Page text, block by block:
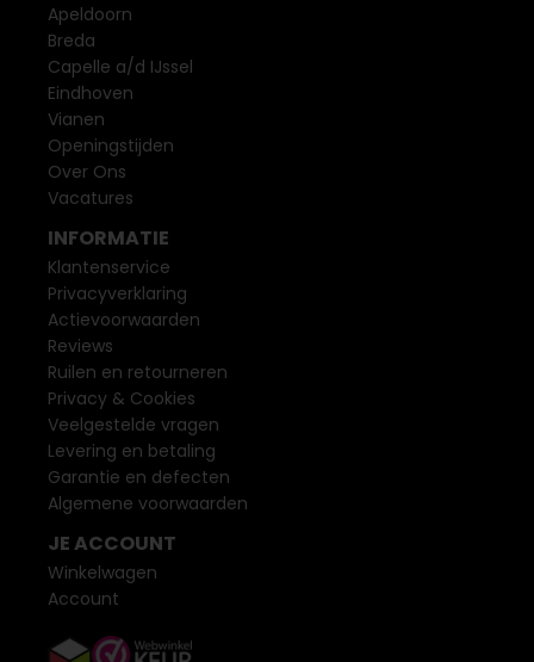
Apeldoorn
Breda
Capelle a/d IJssel
Eindhoven
Vianen
Openingstijden
Over Ons
Vacatures
INFORMATIE
Klantenservice
Privacyverklaring
Actievoorwaarden
Reviews
Ruilen en retourneren
Privacy & Cookies
Veelgestelde vragen
Levering en betaling
Garantie en defecten
Algemene voorwaarden
JE ACCOUNT
Winkelwagen
Account